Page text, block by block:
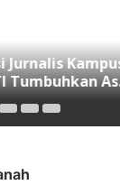
Jurnalis
Tumbuhkan
Muda di Era